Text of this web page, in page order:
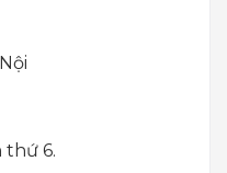
thứ 6.